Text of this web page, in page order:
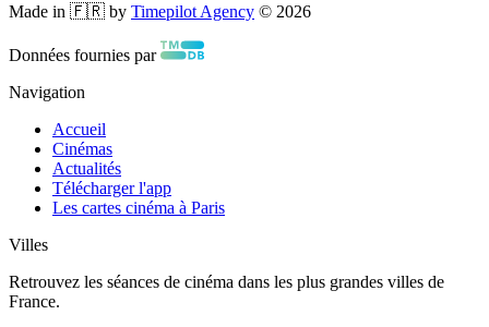
Made in 🇫🇷 by Timepilot Agency © 2026
Données fournies par
Navigation
Accueil
Cinémas
Actualités
Télécharger l'app
Les cartes cinéma à Paris
Villes
Retrouvez les séances de cinéma dans les plus grandes villes de
France.